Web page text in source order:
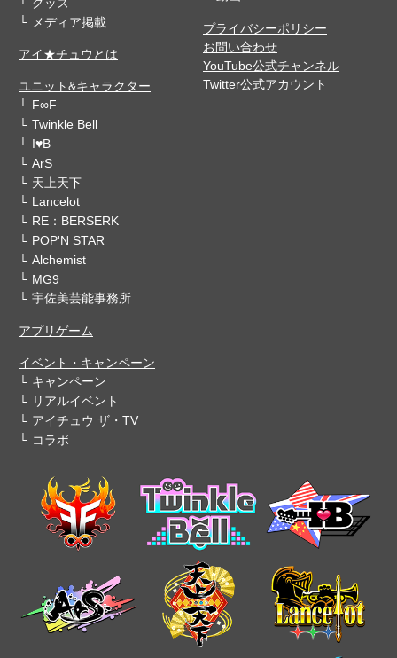
メディア掲載
アイ★チュウとは
ユニット&キャラクター
F∞F
Twinkle Bell
I♥B
ArS
天上天下
Lancelot
RE：BERSERK
POP'N STAR
Alchemist
MG9
宇佐美芸能事務所
アプリゲーム
イベント・キャンペーン
キャンペーン
リアルイベント
アイチュウ ザ・TV
コラボ
プライバシーポリシー
お問い合わせ
YouTube公式チャンネル
Twitter公式アカウント